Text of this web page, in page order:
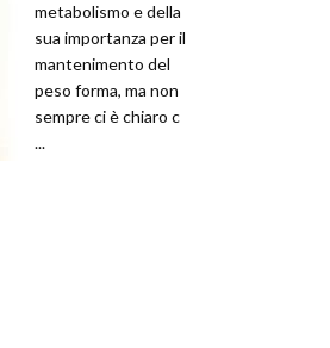
metabolismo e della
sua importanza per il
mantenimento del
peso forma, ma non
sempre ci è chiaro c
...